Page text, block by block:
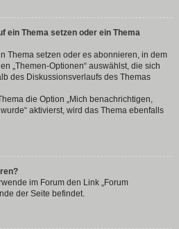
ein Thema setzen oder ein Thema
Thema setzen oder es abonnieren, in dem
„Themen-Optionen“ auswählst, die sich
des Diskussionsverlaufs des Themas
die Option „Mich benachrichtigen,
aktivierst, wird das Thema ebenfalls
im Forum den Link „Forum
der Seite befindet.